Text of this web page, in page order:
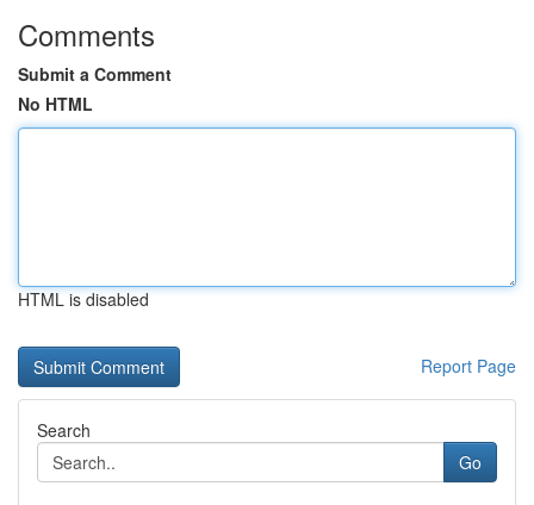
Comments
Submit a Comment
No HTML
HTML is disabled
Report Page
Search
Go